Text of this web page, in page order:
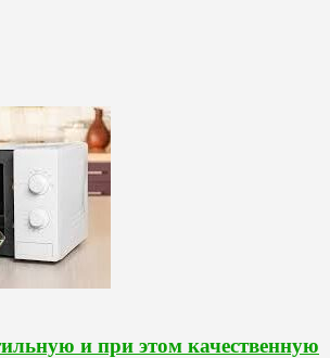
и при этом качественную